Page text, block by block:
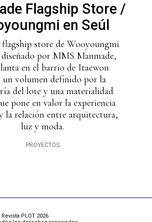
Flagship Store /
en Seúl
store de Wooyoungmi
por MMS Manmade,
en el barrio de Itaewon
un volumen definido por la
del lote y una materialidad
pone en valor la experiencia
la relación entre arquitectura,
luz y moda.
PROYECTOS
PLOT 2026